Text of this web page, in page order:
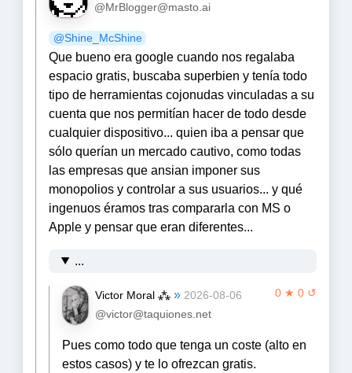
@MrBlogger@masto.ai
@Shine_McShine
Que bueno era google cuando nos regalaba
espacio gratis, buscaba superbien y tenía todo
tipo de herramientas cojonudas vinculadas a su
cuenta que nos permitían hacer de todo desde
cualquier dispositivo... quien iba a pensar que
sólo querían un mercado cautivo, como todas
las empresas que ansian imponer sus
monopolios y controlar a sus usuarios... y qué
ingenuos éramos tras compararla con MS o
Apple y pensar que eran diferentes...
...
0 ★ 0 ↺
Victor Moral ⁂ » 2026-08-06
@victor@taquiones.net
Pues como todo que tenga un coste (alto en
estos casos) y te lo ofrezcan gratis.